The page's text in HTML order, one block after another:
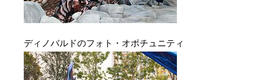
ディノバルドのフォト・オポチュニティ